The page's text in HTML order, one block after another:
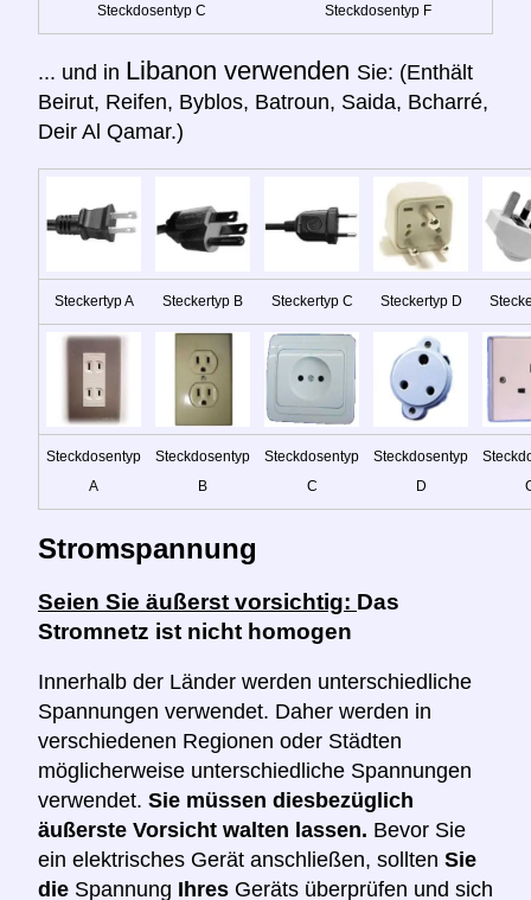
Steckdosentyp C Steckdosentyp F
... und in Libanon verwenden Sie: (Enthält
Beirut, Reifen, Byblos, Batroun, Saida, Bcharré,
Deir Al Qamar.)
Steckertyp A Steckertyp B Steckertyp C Steckertyp D
Steckdosentyp
A
Steckdosentyp
B
Steckdosentyp
C
Steckdosentyp
D
Stromspannung
Seien Sie äußerst vorsichtig: Das
Stromnetz ist nicht homogen
Innerhalb der Länder werden unterschiedliche
Spannungen verwendet. Daher werden in
verschiedenen Regionen oder Städten
möglicherweise unterschiedliche Spannungen
verwendet. Sie müssen diesbezüglich
äußerste Vorsicht walten lassen. Bevor Sie
ein elektrisches Gerät anschließen, sollten Sie
die Spannung Ihres Geräts überprüfen und sich